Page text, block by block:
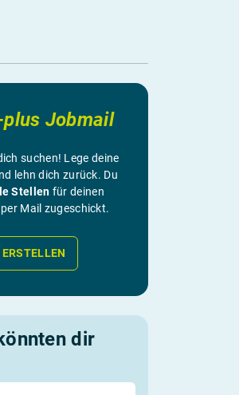
plus Jobmail
suchen! Lege deine
lehn dich zurück. Du
Stellen für deinen
Mail zugeschickt.
dir